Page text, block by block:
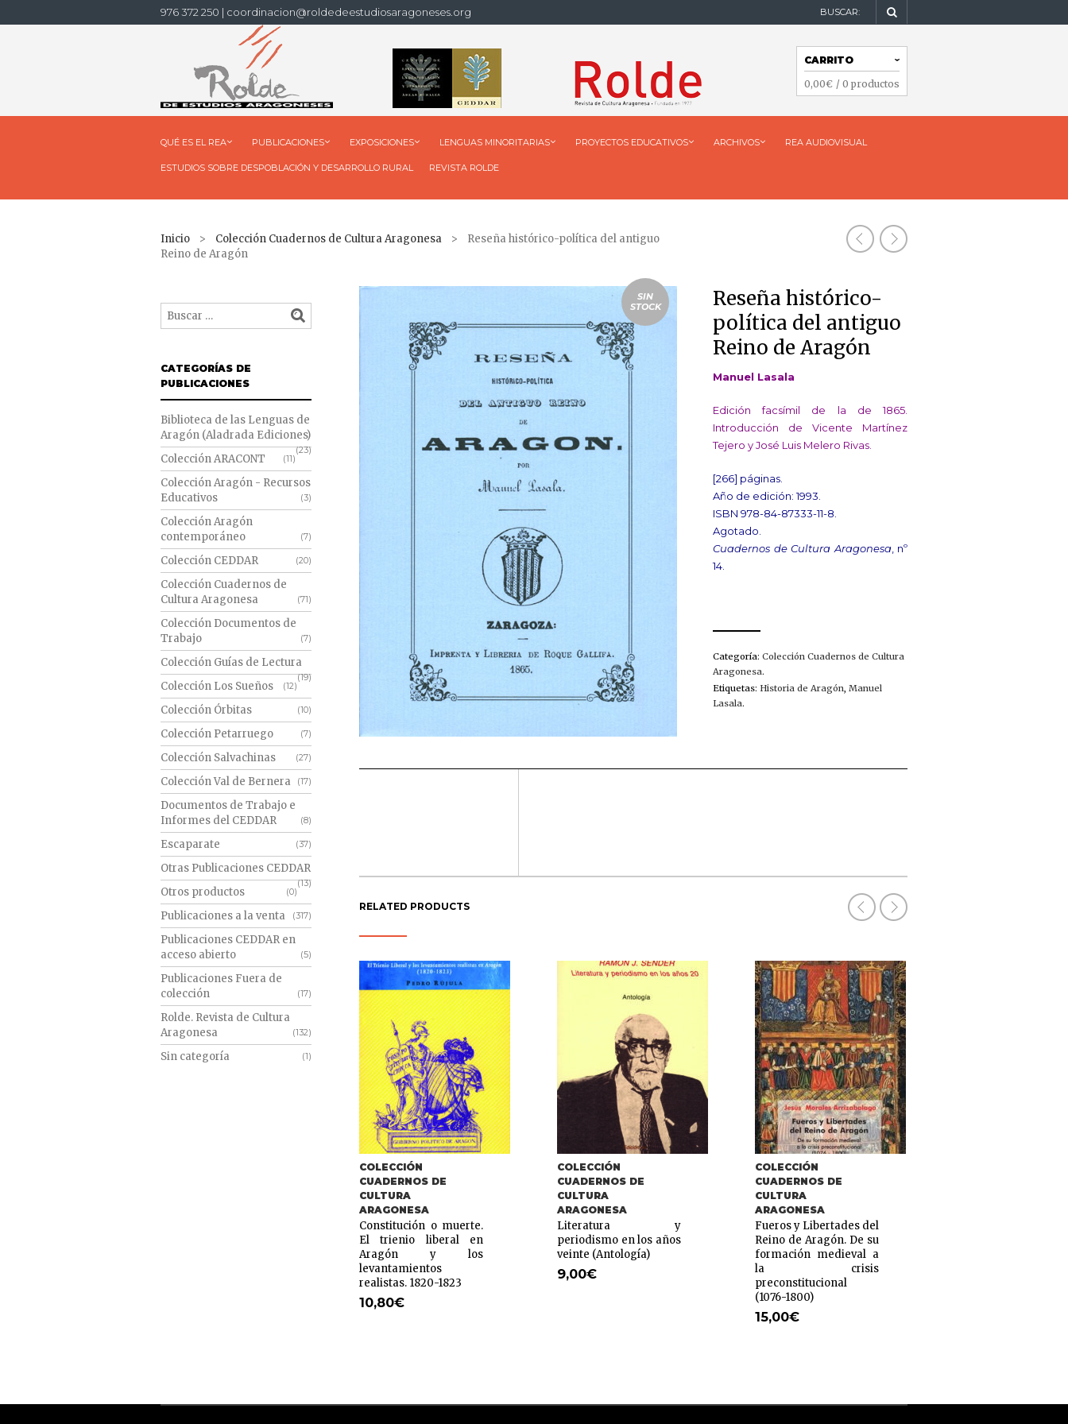
976 372 250 | coordinacion@roldedeestudiosaragoneses.org BUSCAR:
NAVEGACIÓN
CARRITO
0,00€ / 0 productos
QUÉ ES EL REA PUBLICACIONES EXPOSICIONES LENGUAS MINORITARIAS PROYECTOS EDUCATIVOS ARCHIVOS REA AUDIOVISUAL
ESTUDIOS SOBRE DESPOBLACIÓN Y DESARROLLO RURAL REVISTA ROLDE
Inicio > Colección Cuadernos de Cultura Aragonesa > Reseña histórico-política del antiguo
Reino de Aragón
SIN
STOCK
Reseña histórico-
política del antiguo
Reino de Aragón
Manuel Lasala
Edición facsímil de la de 1865.
Introducción de Vicente Martínez
Tejero y José Luis Melero Rivas.
[266] páginas.
Año de edición: 1993.
ISBN 978-84-87333-11-8.
Agotado.
Cuadernos de Cultura Aragonesa, nº
14.
Categoría: Colección Cuadernos de Cultura
Aragonesa.
Etiquetas: Historia de Aragón, Manuel
Lasala.
RELATED PRODUCTS
COLECCIÓN
CUADERNOS DE
CULTURA
ARAGONESA
Constitución o muerte.
El trienio liberal en
Aragón y los
levantamientos
realistas. 1820-1823
10,80€
COLECCIÓN
CUADERNOS DE
CULTURA
ARAGONESA
Literatura y
periodismo en los años
veinte (Antología)
9,00€
COLECCIÓN
CUADERNOS DE
CULTURA
ARAGONESA
Fueros y Libertades del
Reino de Aragón. De su
formación medieval a
la crisis
preconstitucional
(1076-1800)
15,00€
CATEGORÍAS DE
PUBLICACIONES
Biblioteca de las Lenguas de
Aragón (Aladrada Ediciones)
(23)
Colección ARACONT (11)
Colección Aragón - Recursos
Educativos
(3)
Colección Aragón
contemporáneo
(7)
Colección CEDDAR (20)
Colección Cuadernos de
Cultura Aragonesa
(71)
Colección Documentos de
Trabajo
(7)
Colección Guías de Lectura
(19)
Colección Los Sueños (12)
Colección Órbitas (10)
Colección Petarruego (7)
Colección Salvachinas (27)
Colección Val de Bernera (17)
Documentos de Trabajo e
Informes del CEDDAR
(8)
Escaparate (37)
Otras Publicaciones CEDDAR
(13)
Otros productos (0)
Publicaciones a la venta (317)
Publicaciones CEDDAR en
acceso abierto
(5)
Publicaciones Fuera de
colección
(17)
Rolde. Revista de Cultura
Aragonesa
(132)
Sin categoría (1)